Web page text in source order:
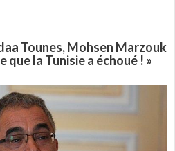
Tounes, Mohsen Marzouk
que la Tunisie a échoué ! »